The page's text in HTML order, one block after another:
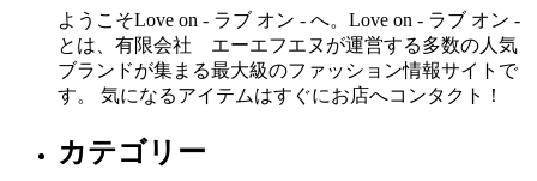
ようこそLove on - ラブ オン - へ。Love on - ラブ オン -
とは、有限会社 エーエフエヌが運営する多数の人気
ブランドが集まる最大級のファッション情報サイトで
す。 気になるアイテムはすぐにお店へコンタクト！
カテゴリー